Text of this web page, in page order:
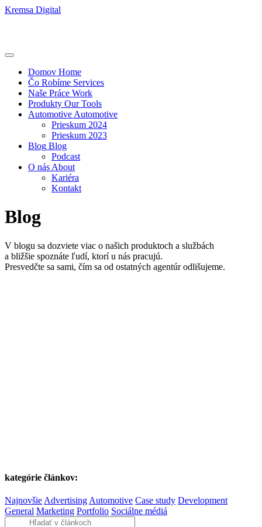
Kremsa Digital
Domov Home
Čo Robíme Services
Naše Práce Work
Produkty Our Tools
Automotive Automotive
Prieskum 2024
Prieskum 2023
Blog Blog
Podcast
O nás About
Kariéra
Kontakt
Blog
V blogu sa dozviete viac o našich produktoch a službách
a bližšie spoznáte ľudí, ktorí u nás pracujú.
Presvedčte sa sami, čím sa od ostatných agentúr odlišujeme.
kategórie článkov:
Najnovšie Advertising Automotive Case study Development
General Marketing Portfolio Sociálne médiá